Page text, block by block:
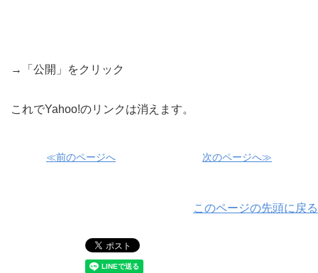
→「公開」をクリック
これでYahoo!のリンクは消えます。
≪前のページへ 次のページへ≫
このページの先頭に戻る